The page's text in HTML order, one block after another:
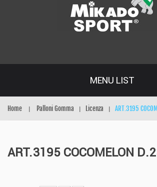
MENU LIST
Home Palloni Gomma Licenza ART.3195
ART.3195 COCOMELON